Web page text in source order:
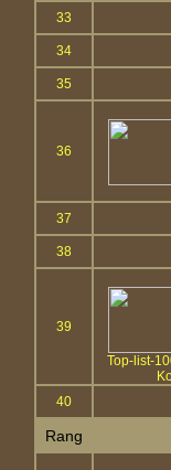
33
34
35
36
37
38
39
Top-list-
40
Rang